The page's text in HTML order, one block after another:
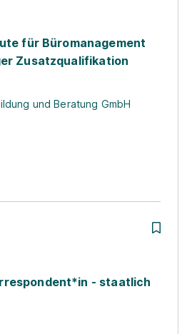
für Büromanagement
Zusatzqualifikation
und Beratung GmbH
- staatlich